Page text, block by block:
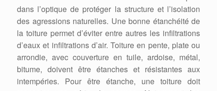
dans l’optique de protéger la structure et l’isolation
des agressions naturelles. Une bonne étanchéité de
la toiture permet d’éviter entre autres les infiltrations
d’eaux et infiltrations d’air. Toiture en pente, plate ou
arrondie, avec couverture en tuile, ardoise, métal,
bitume, doivent être étanches et résistantes aux
intempéries. Pour être étanche, une toiture doit